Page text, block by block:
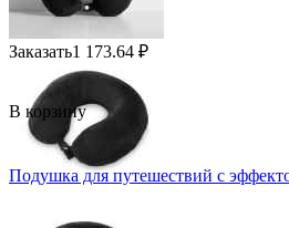
Заказать1 173.64 ₽
В корзину
Подушка для путешествий с